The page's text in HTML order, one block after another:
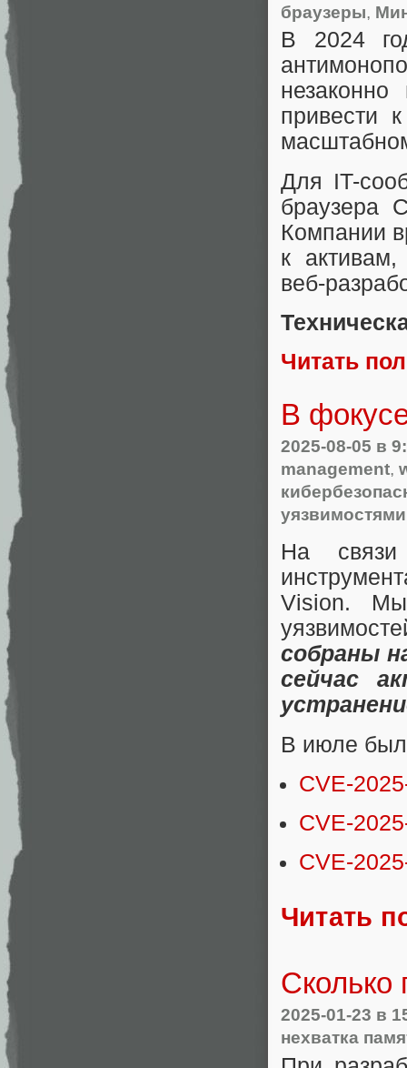
браузеры,
В 2024
привести
Для IT-
браузера
Компании
к
веб-
Читать
В
2025-08-05 в
management,
уязвимостями
На связи
Vision. Мы
собраны
сейчас
В июле
CVE-
CVE-
CVE-
Читать
Сколько
2025-01-23 в
нехватка